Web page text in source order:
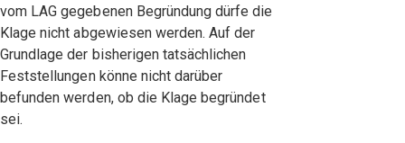
vom LAG gegebenen Begründung dürfe die
Klage nicht abgewiesen werden. Auf der
Grundlage der bisherigen tatsächlichen
Feststellungen könne nicht darüber
befunden werden, ob die Klage begründet
sei.